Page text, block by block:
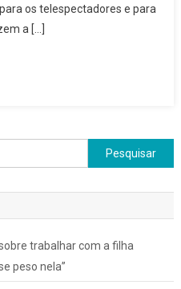
os telespectadores e para
a […]
Pesquisar
por:
trabalhar com a filha
peso nela”